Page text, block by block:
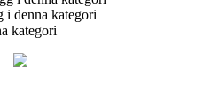
i denna kategori
kategori